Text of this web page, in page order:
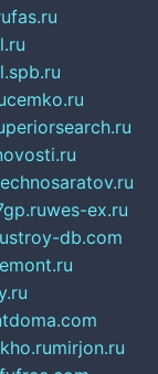
fas.ru
cemko.ru
wes-ex.ru
stroy-db.com
mirjon.ru